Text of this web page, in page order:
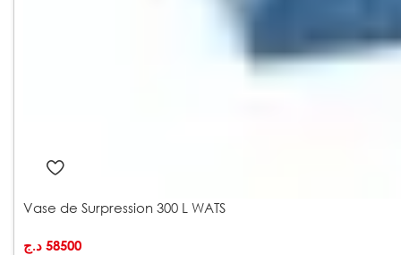
Vase de Surpression 300 L WATS
58500 د.ج